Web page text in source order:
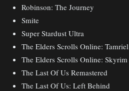
Robinson: The Journey
Smite
Super Stardust Ultra
The Elders Scrolls Online:
The Elders Scrolls Online:
The Last Of Us Remastered
The Last Of Us: Left Behind